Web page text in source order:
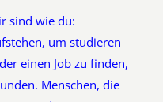
sind wie du:
um studieren
einen Job zu finden,
Menschen, die